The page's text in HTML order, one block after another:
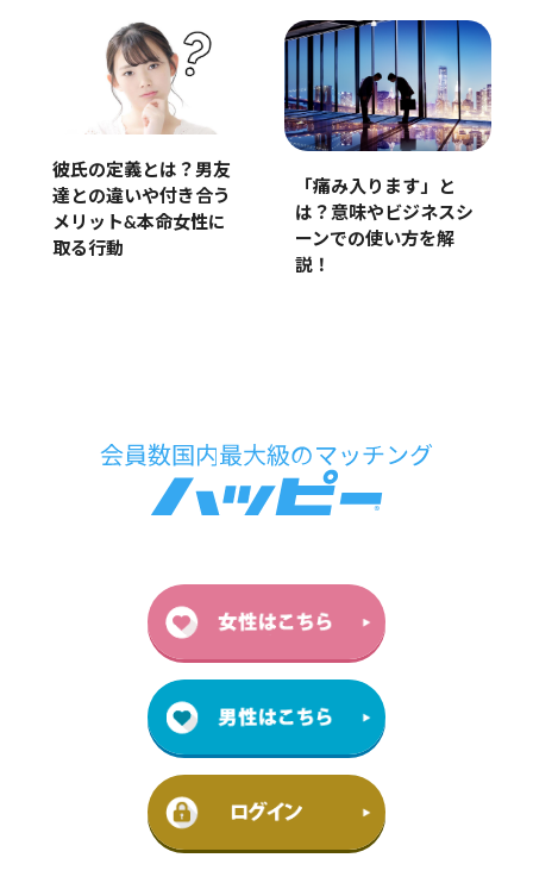
彼氏の定義とは？男友
達との違いや付き合う
メリット&本命女性に
取る行動
「痛み入ります」と
は？意味やビジネスシ
ーンでの使い方を解
説！